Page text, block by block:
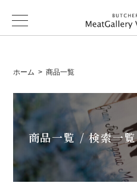
ホーム 商品一覧
商品一覧 / 検索一覧